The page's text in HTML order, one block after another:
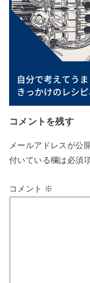
コメントを残す
メールアドレスが公
付いている欄は必須
コメント ※